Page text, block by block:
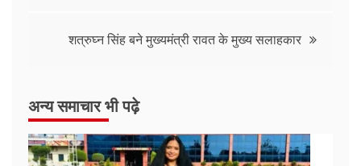
शत्रुघ्न सिंह बने मुख्यमंत्री रावत के मुख्य सलाहकार
अन्य समाचार भी पढ़े